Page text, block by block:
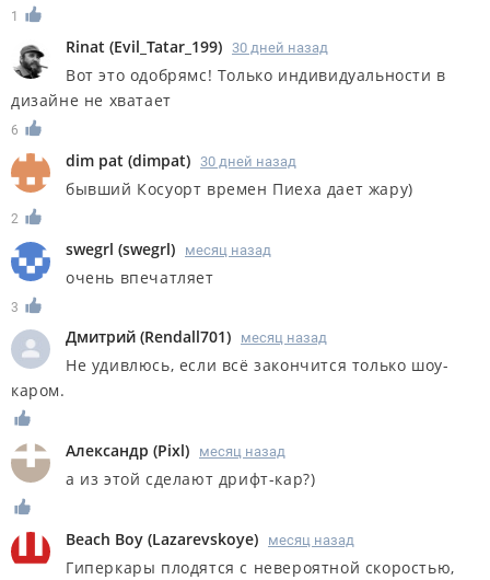
1
Rinat (Evil_Tatar_199) 30 дней назад
Вот это одобрямс! Только индивидуальности в
дизайне не хватает
6
dim pat (dimpat) 30 дней назад
бывший Косуорт времен Пиеха дает жару)
2
swegrl (swegrl) месяц назад
очень впечатляет
3
Дмитрий (Rendall701) месяц назад
Не удивлюсь, если всё закончится только шоу-
каром.
Александр (Pixl) месяц назад
а из этой сделают дрифт-кар?)
Beach Boy (Lazarevskoye) месяц назад
Гиперкары плодятся с невероятной скоростью,